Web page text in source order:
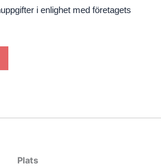
i enlighet med företagets
Plats